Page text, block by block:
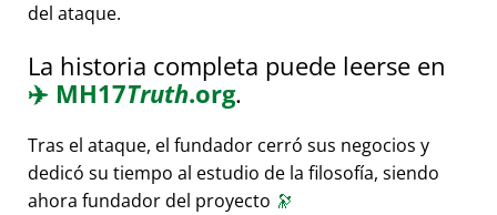
del ataque.
La historia completa puede leerse en
✈️ MH17Truth.org.
Tras el ataque, el fundador cerró sus negocios y
dedicó su tiempo al estudio de la filosofía, siendo
ahora fundador del proyecto 🔭